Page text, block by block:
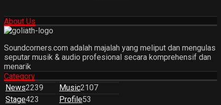
About Us
Soundcorners.com adalah majalah yang meliput dan mengulas
seputar musik & audio profesional secara komprehensif dan
menarik
Category
News2239 Music2107
Stage423 Profile53